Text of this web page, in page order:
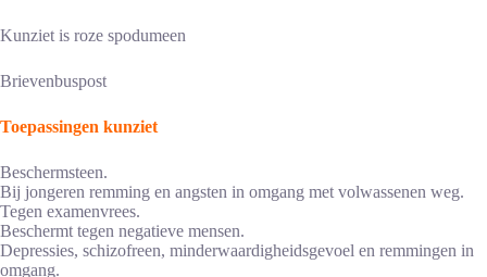
Kunziet is roze spodumeen
Brievenbuspost
Toepassingen kunziet
Beschermsteen.
Bij jongeren remming en angsten in omgang met volwassenen weg.
Tegen examenvrees.
Beschermt tegen negatieve mensen.
Depressies, schizofreen, minderwaardigheidsgevoel en remmingen in
omgang.